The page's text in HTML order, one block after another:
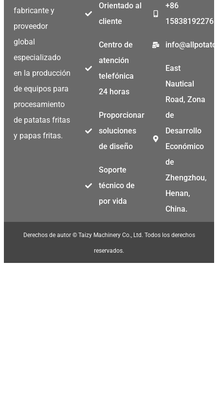
fabricante y
proveedor
global
especializado
en la producción
de equipos para
procesamiento
de patatas fritas
y papas fritas.
Orientado al
cliente
Centro de
atención
telefónica
24 horas
Proporcionar
soluciones
de diseño
Soporte
técnico de
por vida
+86
15838192276
East
Nautical
Road, Zona
de
Desarrollo
Económico
de
Zhengzhou,
Henan,
China.
Derechos de autor © Taizy Machinery Co., Ltd. Todos los derechos
reservados.